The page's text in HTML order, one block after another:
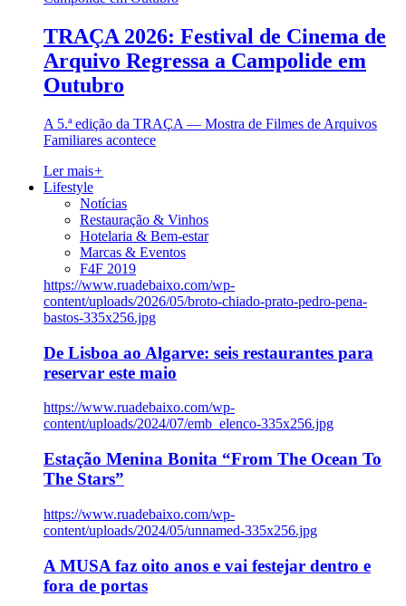
TRAÇA 2026: Festival de Cinema de
Arquivo Regressa a Campolide em
Outubro
A 5.ª edição da TRAÇA — Mostra de Filmes de Arquivos
Familiares acontece
Ler mais+
Lifestyle
Notícias
Restauração & Vinhos
Hotelaria & Bem-estar
Marcas & Eventos
F4F 2019
https://www.ruadebaixo.com/wp-
content/uploads/2026/05/broto-chiado-prato-pedro-pena-
bastos-335x256.jpg
De Lisboa ao Algarve: seis restaurantes para
reservar este maio
https://www.ruadebaixo.com/wp-
content/uploads/2024/07/emb_elenco-335x256.jpg
Estação Menina Bonita “From The Ocean To
The Stars”
https://www.ruadebaixo.com/wp-
content/uploads/2024/05/unnamed-335x256.jpg
A MUSA faz oito anos e vai festejar dentro e
fora de portas